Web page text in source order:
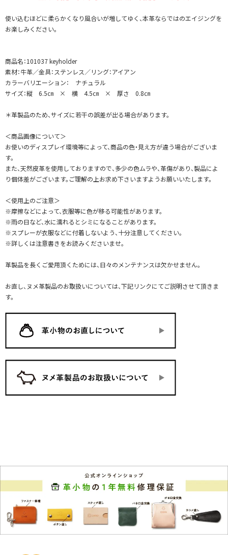
使い込むほどに柔らかくなり風合いが増してゆく、本革ならではのエイジングを
お楽しみください。
商品名：101037 keyholder
素材：牛革／金具：ステンレス／リング：アイアン
カラーバリエーション： ナチュラル
サイズ：縦 6.5㎝ × 横 4.5㎝ × 厚さ 0.8㎝
＊革製品のため、サイズに若干の誤差が出る場合があります。
＜商品画像について＞
お使いのディスプレイ環境等によって、商品の色・見え方が違う場合がございま
す。
また、天然皮革を使用しておりますので、多少の色ムラや、革傷があり、製品によ
り個体差がございます。ご理解の上お求め下さいますようお願いいたします。
＜使用上のご注意＞
※摩擦などによって、衣服等に色が移る可能性があります。
※雨の日など、水に濡れるとシミになることがあります。
※スプレーが衣服などに付着しないよう、十分注意してください。
※詳しくは注意書きをお読みくださいませ。
革製品を長くご愛用頂くためには、日々のメンテナンスは欠かせません。
お直し、ヌメ革製品のお取扱いについては、下記リンクにてご説明させて頂きま
す。